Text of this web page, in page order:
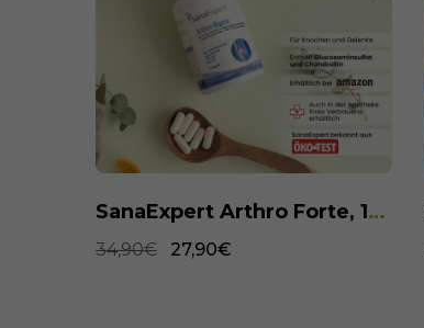
SanaExpert Omega-3, 120 Weichkapseln
29,90€ 21,90€